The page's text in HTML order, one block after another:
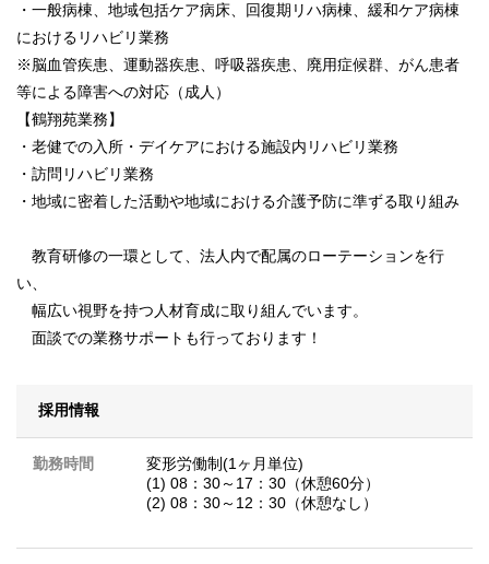
・一般病棟、地域包括ケア病床、回復期リハ病棟、緩和ケア病棟
におけるリハビリ業務
※脳血管疾患、運動器疾患、呼吸器疾患、廃用症候群、がん患者
等による障害への対応（成人）
【鶴翔苑業務】
・老健での入所・デイケアにおける施設内リハビリ業務
・訪問リハビリ業務
・地域に密着した活動や地域における介護予防に準ずる取り組み
教育研修の一環として、法人内で配属のローテーションを行
い、
幅広い視野を持つ人材育成に取り組んでいます。
面談での業務サポートも行っております！
採用情報
勤務時間
変形労働制(1ヶ月単位)
(1) 08：30～17：30（休憩60分）
(2) 08：30～12：30（休憩なし）